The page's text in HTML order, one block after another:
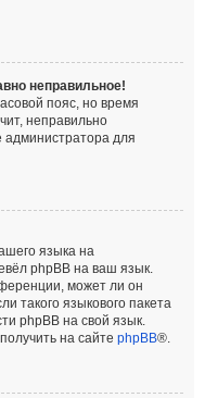
неправильное!
пояс, но время
неправильно
администратора для
языка на
phpBB на ваш язык.
может ли он
такого языкового пакета
phpBB на свой язык.
на сайте phpBB®.